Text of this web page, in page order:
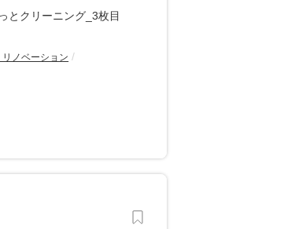
ノベーション